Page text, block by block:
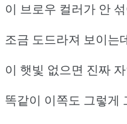
이 브로우 컬러가 안
조금 도드라져 보이는
이 햇빛 없으면 진짜
똑같이 이쪽도 그렇게